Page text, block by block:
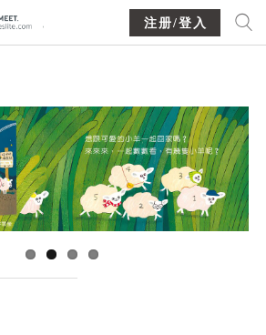
注册/登入